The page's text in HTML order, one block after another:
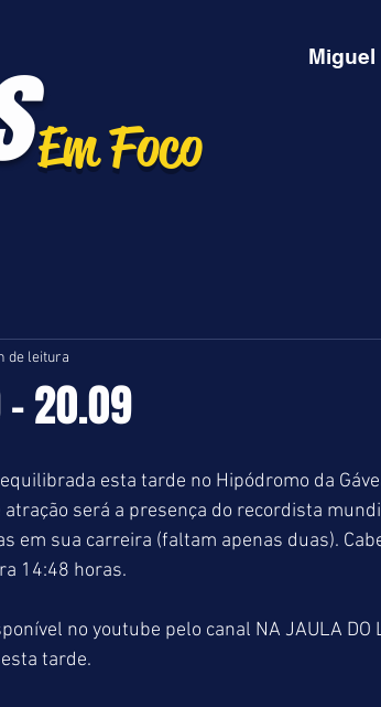
Em Foco
Miguel
- 20.09
de leitura
esta tarde no Hipódromo da
será a presença do recordista
em sua carreira (faltam apenas duas).
14:48 horas.
no youtube pelo canal NA JAULA DO
tarde.